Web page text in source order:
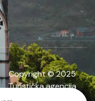
Copyright © 2025
Turistička agencija
ADRIJANA | Sva prava